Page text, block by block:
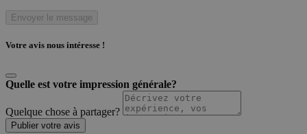
Envoyer le message
Votre avis nous intéresse !
Quelle est votre impression générale?
Quelque chose à partager?
Publier votre avis